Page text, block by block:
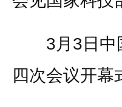
3月3日中国
四次会议开幕